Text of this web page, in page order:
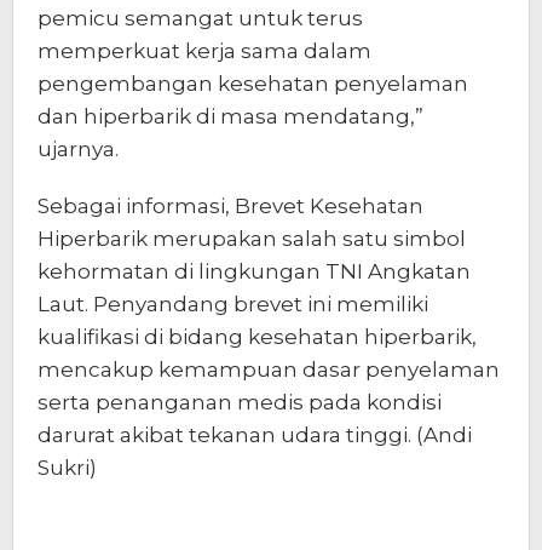
pemicu semangat untuk terus
memperkuat kerja sama dalam
pengembangan kesehatan penyelaman
dan hiperbarik di masa mendatang,”
ujarnya.
Sebagai informasi, Brevet Kesehatan
Hiperbarik merupakan salah satu simbol
kehormatan di lingkungan TNI Angkatan
Laut. Penyandang brevet ini memiliki
kualifikasi di bidang kesehatan hiperbarik,
mencakup kemampuan dasar penyelaman
serta penanganan medis pada kondisi
darurat akibat tekanan udara tinggi. (Andi
Sukri)